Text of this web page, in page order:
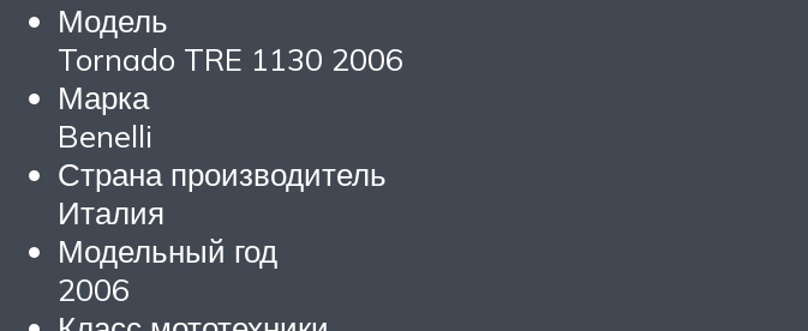
Модель
Tornado TRE 1130 2006
Марка
Benelli
Страна производитель
Италия
Модельный год
2006